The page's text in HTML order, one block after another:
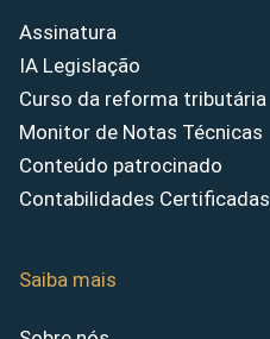
Assinatura
IA Legislação
Curso da reforma tributária
Monitor de Notas Técnicas
Conteúdo patrocinado
Contabilidades Certificadas
Saiba mais